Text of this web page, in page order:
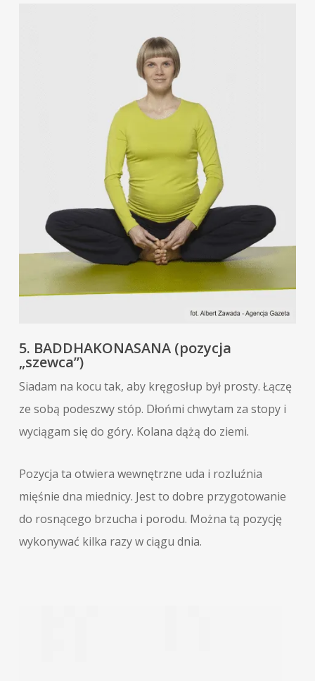
5. BADDHAKONASANA (pozycja
„szewca”)
Siadam na kocu tak, aby kręgosłup był prosty. Łączę
ze sobą podeszwy stóp. Dłońmi chwytam za stopy i
wyciągam się do góry. Kolana dążą do ziemi.
Pozycja ta otwiera wewnętrzne uda i rozluźnia
mięśnie dna miednicy. Jest to dobre przygotowanie
do rosnącego brzucha i porodu. Można tą pozycję
wykonywać kilka razy w ciągu dnia.